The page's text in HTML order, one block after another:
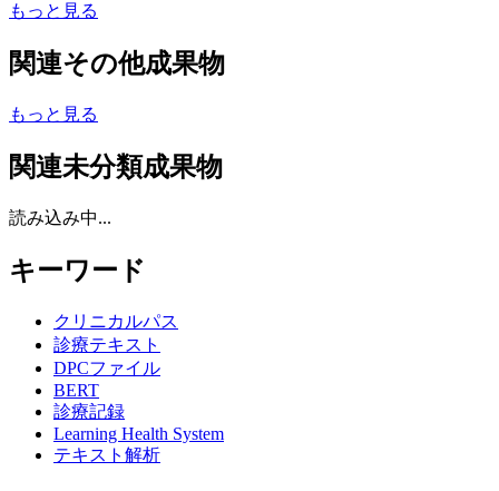
もっと見る
関連その他成果物
もっと見る
関連未分類成果物
読み込み中...
キーワード
クリニカルパス
診療テキスト
DPCファイル
BERT
診療記録
Learning Health System
テキスト解析